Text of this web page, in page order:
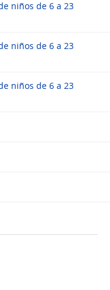
niños de 6 a 23
niños de 6 a 23
niños de 6 a 23